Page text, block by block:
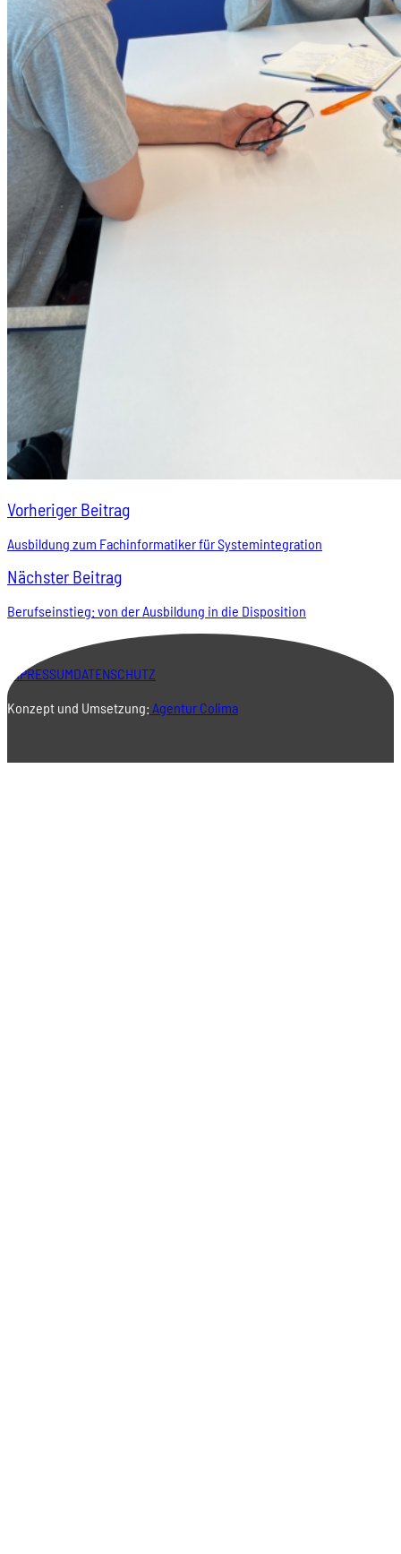
Vorheriger Beitrag
Ausbildung zum Fachinformatiker für Systemintegration
Nächster Beitrag
Berufseinstieg: von der Ausbildung in die Disposition
IMPRESSUMDATENSCHUTZ
Konzept und Umsetzung: Agentur Colima